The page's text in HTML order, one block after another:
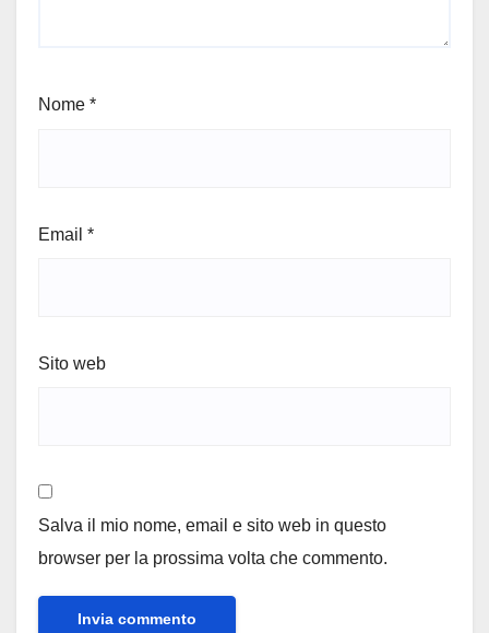
Nome *
Email *
Sito web
Salva il mio nome, email e sito web in questo
browser per la prossima volta che commento.